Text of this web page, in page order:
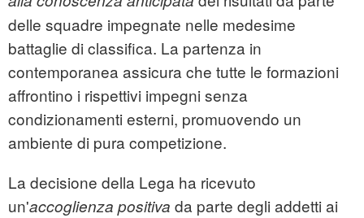
delle squadre impegnate nelle medesime
battaglie di classifica. La partenza in
contemporanea assicura che tutte le formazioni
affrontino i rispettivi impegni senza
condizionamenti esterni, promuovendo un
ambiente di pura competizione.
La decisione della Lega ha ricevuto
un'accoglienza positiva da parte degli addetti ai